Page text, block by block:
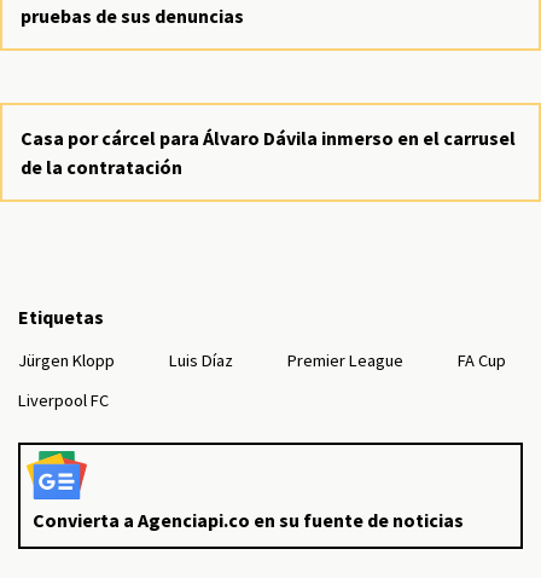
pruebas de sus denuncias
Casa por cárcel para Álvaro Dávila inmerso en el carrusel
de la contratación
Etiquetas
Jürgen Klopp Luis Díaz Premier League
FA Cup
Liverpool FC
Convierta a Agenciapi.co en su fuente de noticias